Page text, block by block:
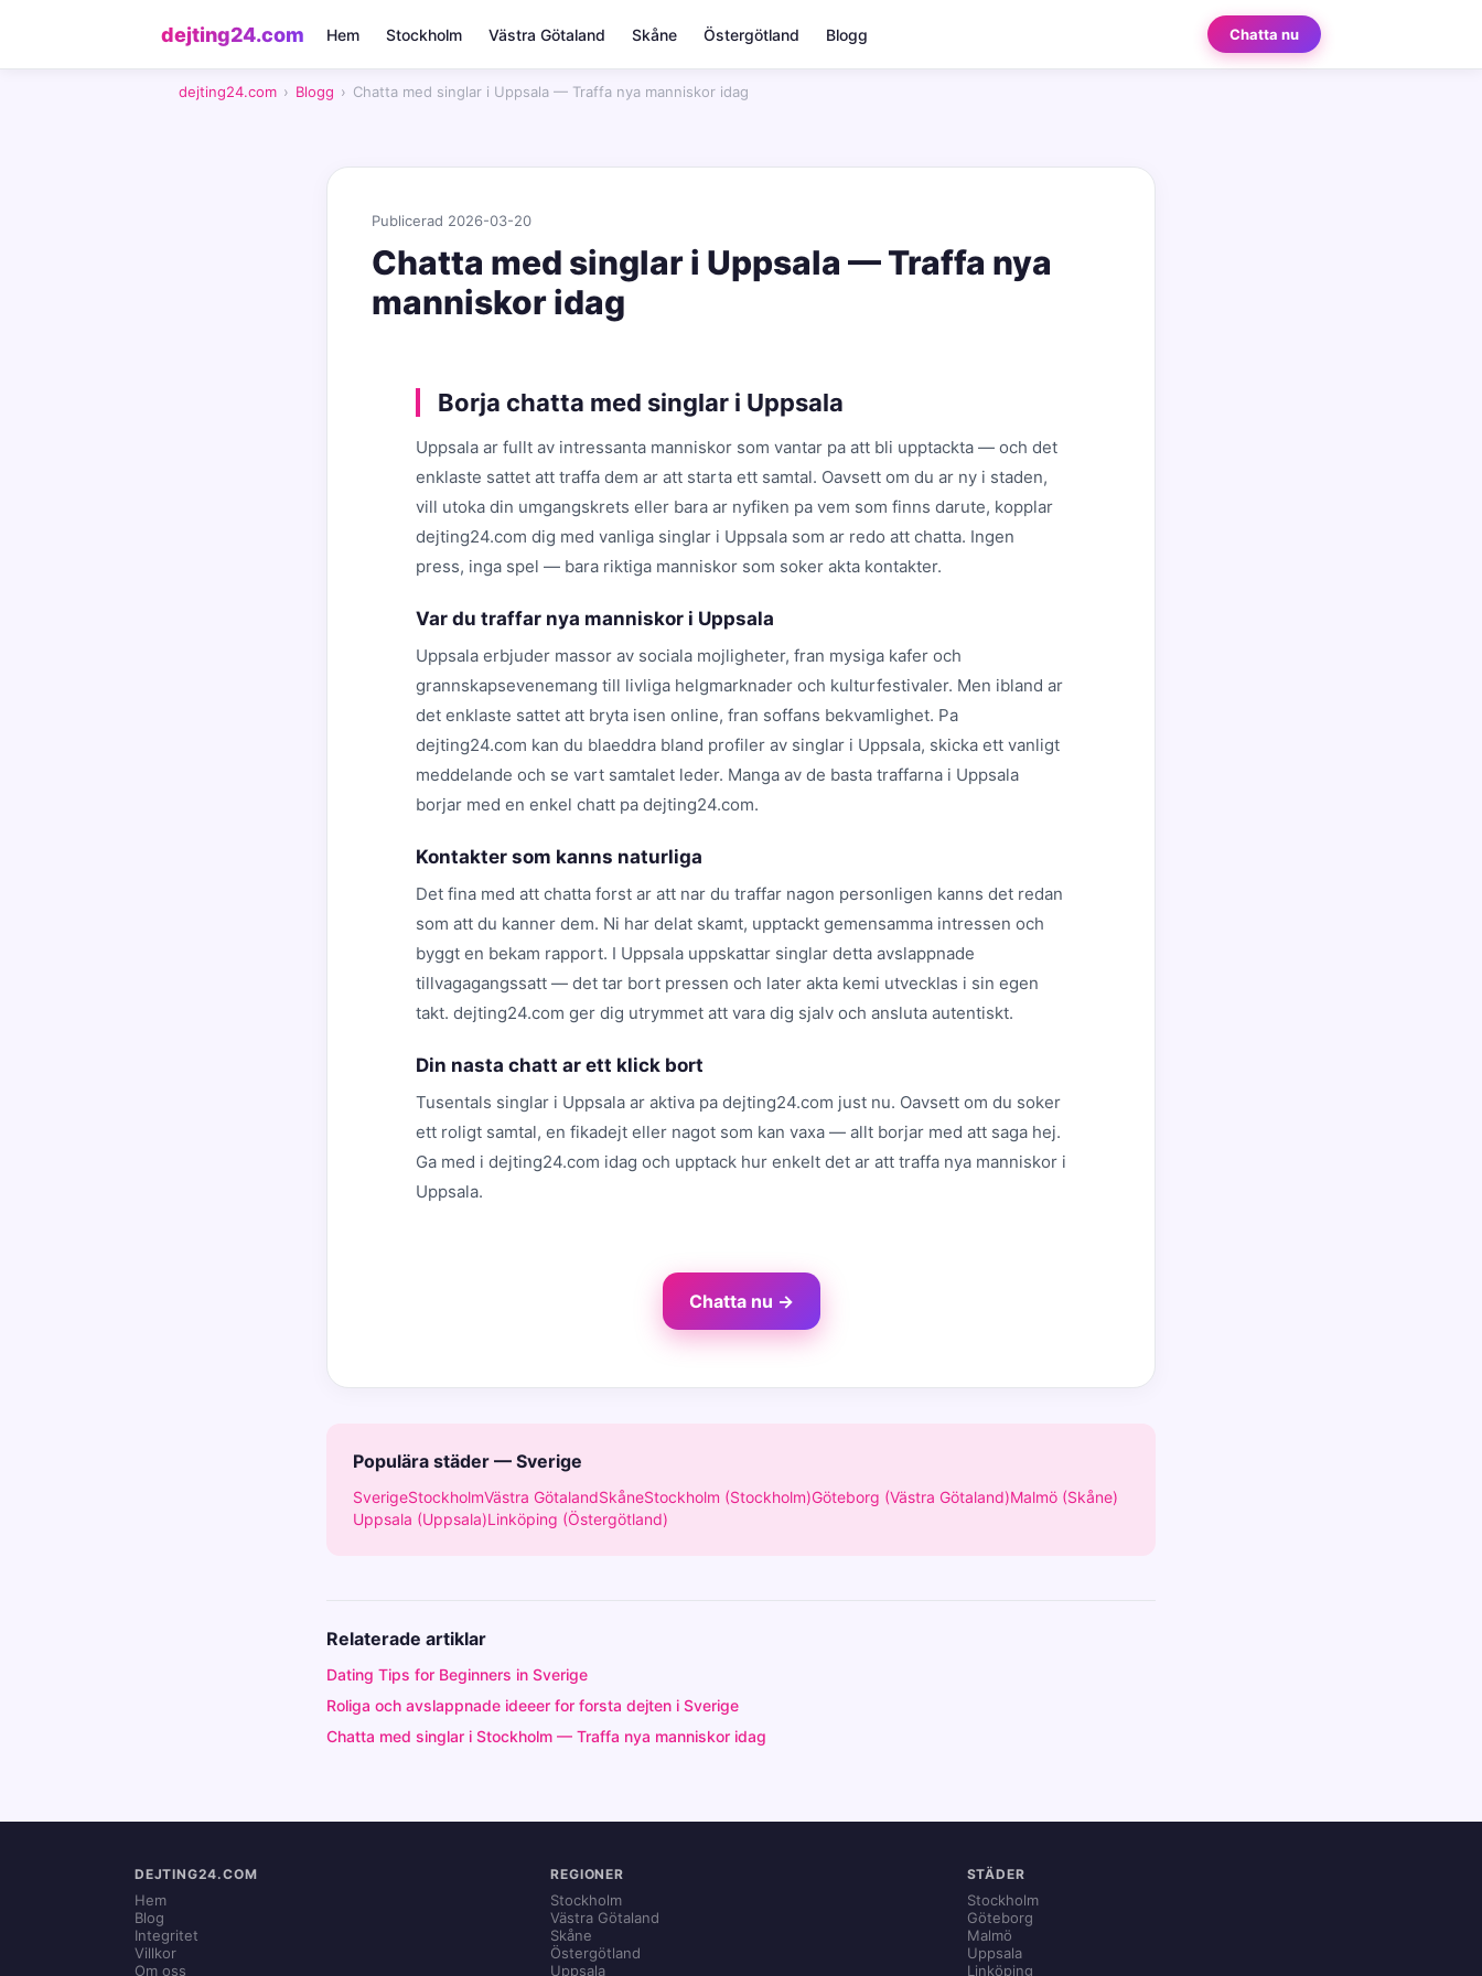
dejting24.com Hem Stockholm Västra Götaland Skåne Östergötland Blogg Chatta nu
dejting24.com › Blogg › Chatta med singlar i Uppsala — Traffa nya manniskor idag
Publicerad 2026-03-20
Chatta med singlar i Uppsala — Traffa nya
manniskor idag
Borja chatta med singlar i Uppsala
Uppsala ar fullt av intressanta manniskor som vantar pa att bli upptackta — och det
enklaste sattet att traffa dem ar att starta ett samtal. Oavsett om du ar ny i staden,
vill utoka din umgangskrets eller bara ar nyfiken pa vem som finns darute, kopplar
dejting24.com dig med vanliga singlar i Uppsala som ar redo att chatta. Ingen
press, inga spel — bara riktiga manniskor som soker akta kontakter.
Var du traffar nya manniskor i Uppsala
Uppsala erbjuder massor av sociala mojligheter, fran mysiga kafer och
grannskapsevenemang till livliga helgmarknader och kulturfestivaler. Men ibland ar
det enklaste sattet att bryta isen online, fran soffans bekvamlighet. Pa
dejting24.com kan du blaeddra bland profiler av singlar i Uppsala, skicka ett vanligt
meddelande och se vart samtalet leder. Manga av de basta traffarna i Uppsala
borjar med en enkel chatt pa dejting24.com.
Kontakter som kanns naturliga
Det fina med att chatta forst ar att nar du traffar nagon personligen kanns det redan
som att du kanner dem. Ni har delat skamt, upptackt gemensamma intressen och
byggt en bekam rapport. I Uppsala uppskattar singlar detta avslappnade
tillvagagangssatt — det tar bort pressen och later akta kemi utvecklas i sin egen
takt. dejting24.com ger dig utrymmet att vara dig sjalv och ansluta autentiskt.
Din nasta chatt ar ett klick bort
Tusentals singlar i Uppsala ar aktiva pa dejting24.com just nu. Oavsett om du soker
ett roligt samtal, en fikadejt eller nagot som kan vaxa — allt borjar med att saga hej.
Ga med i dejting24.com idag och upptack hur enkelt det ar att traffa nya manniskor i
Uppsala.
Chatta nu →
Populära städer — Sverige
SverigeStockholmVästra GötalandSkåneStockholm (Stockholm)Göteborg (Västra Götaland)Malmö (Skåne)
Uppsala (Uppsala)Linköping (Östergötland)
Relaterade artiklar
Dating Tips for Beginners in Sverige
Roliga och avslappnade ideeer for forsta dejten i Sverige
Chatta med singlar i Stockholm — Traffa nya manniskor idag
DEJTING24.COM
Hem
Blog
Integritet
Villkor
Om oss
REGIONER
Stockholm
Västra Götaland
Skåne
Östergötland
Uppsala
STÄDER
Stockholm
Göteborg
Malmö
Uppsala
Linköping